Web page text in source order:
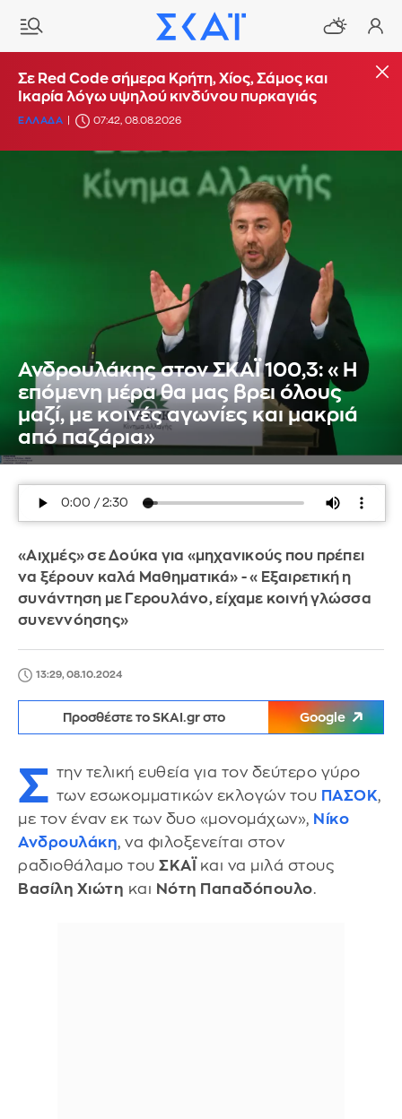
Σε Red Code σήμερα Κρήτη, Χίος, Σάμος και
Ικαρία λόγω υψηλού κινδύνου πυρκαγιάς
ΕΛΛΑΔΑ 07:42, 08.08.2026
Ανδρουλάκης στον ΣΚΑΪ 100,3: «Η
επόμενη μέρα θα μας βρει όλους
μαζί, με κοινές αγωνίες και μακριά
από παζάρια»
«Αιχμές» σε Δούκα για «μηχανικούς που πρέπει
να ξέρουν καλά Μαθηματικά» - «Εξαιρετική η
συνάντηση με Γερουλάνο, είχαμε κοινή γλώσσα
συνεννόησης»
13:29, 08.10.2024
Προσθέστε το SKAI.gr στο Google
Σ την τελική ευθεία για τον δεύτερο γύρο
των εσωκομματικών εκλογών του ΠΑΣΟΚ,
με τον έναν εκ των δυο «μονομάχων», Νίκο
Ανδρουλάκη, να φιλοξενείται στον
ραδιοθάλαμο του ΣΚΑΪ και να μιλά στους
Βασίλη Χιώτη και Νότη Παπαδόπουλο.